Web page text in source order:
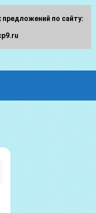
по сайту: